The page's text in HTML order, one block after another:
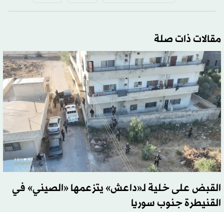
مقالات ذات صلة
القبض على خلية لـ«داعش» يتزعمها «الصيني» في
القنيطرة جنوب سوريا